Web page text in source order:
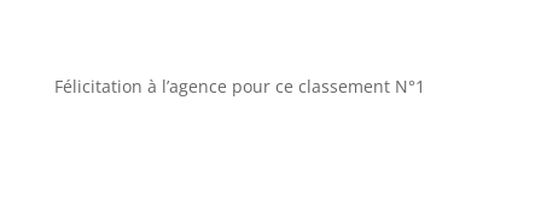
Félicitation à l’agence pour ce classement N°1